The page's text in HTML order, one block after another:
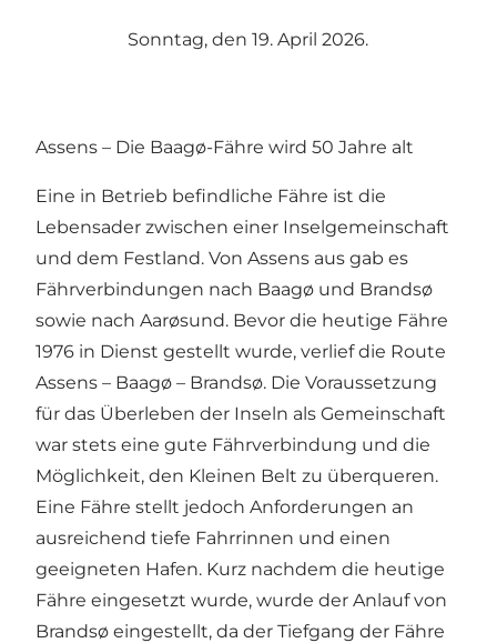
Sonntag, den 19. April 2026.
Assens – Die Baagø-Fähre wird 50 Jahre alt
Eine in Betrieb befindliche Fähre ist die
Lebensader zwischen einer Inselgemeinschaft
und dem Festland. Von Assens aus gab es
Fährverbindungen nach Baagø und Brandsø
sowie nach Aarøsund. Bevor die heutige Fähre
1976 in Dienst gestellt wurde, verlief die Route
Assens – Baagø – Brandsø. Die Voraussetzung
für das Überleben der Inseln als Gemeinschaft
war stets eine gute Fährverbindung und die
Möglichkeit, den Kleinen Belt zu überqueren.
Eine Fähre stellt jedoch Anforderungen an
ausreichend tiefe Fahrrinnen und einen
geeigneten Hafen. Kurz nachdem die heutige
Fähre eingesetzt wurde, wurde der Anlauf von
Brandsø eingestellt, da der Tiefgang der Fähre